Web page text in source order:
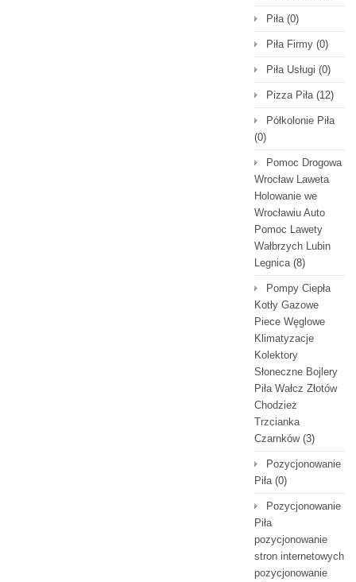
Piła(0)
Piła Firmy (0)
Piła Usługi (0)
Pizza Piła(12)
Półkolonie Piła
(0)
Pomoc Drogowa
Wrocław Laweta
Holowanie we
Wrocławiu Auto
Pomoc Lawety
Wałbrzych Lubin
Legnica(8)
Pompy Ciepła
Kotły Gazowe
Piece Węglowe
Klimatyzacje
Kolektory
Słoneczne Bojlery
Piła Wałcz Złotów
Chodzież
Trzcianka
Czarnków(3)
Pozycjonowanie
Piła(0)
Pozycjonowanie
Piła
pozycjonowanie
stron internetowych
pozycjonowanie